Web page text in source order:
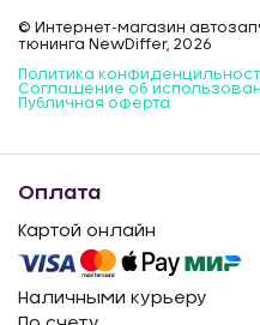
© Интернет-магазин
тюнинга NewDiffer, 2026
Политика
Соглашение об
Публичная оферта
Оплата
Картой онлайн
Наличными курьеру